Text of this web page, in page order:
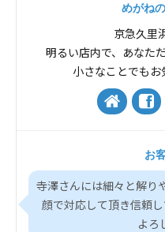
めがね
京急久里
明るい店内で、あなた
小さなことでもお
お
寺澤さんには細々と解り
顔で対応して頂き信頼
よろ